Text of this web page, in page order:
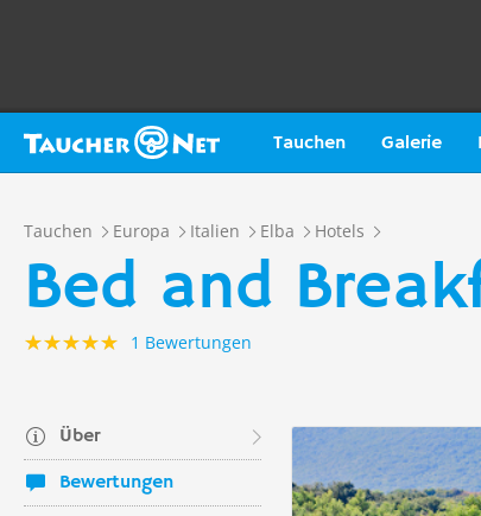
Tauchen Galerie
Tauchen Europa Italien Elba Hotels
Bed and
1 Bewertungen
Über
Bewertungen